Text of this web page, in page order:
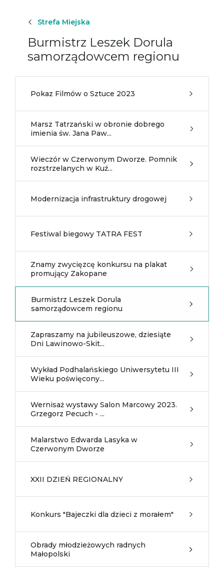
Strefa Miejska
Burmistrz Leszek Dorula
samorządowcem regionu
Pokaz Filmów o Sztuce 2023
Marsz Tatrzański w obronie dobrego
imienia św. Jana Paw...
Wieczór w Czerwonym Dworze. Pomnik
rozstrzelanych w Kuź...
Modernizacja infrastruktury drogowej
Festiwal biegowy TATRA FEST
Znamy zwycięzcę konkursu na plakat
promujący Zakopane
Burmistrz Leszek Dorula
samorządowcem regionu
Zapraszamy na jubileuszowe, dziesiąte
Dni Lawinowo-Skit...
Wykład Podhalańskiego Uniwersytetu III
Wieku poświęcony...
Wernisaż wystawy Salon Marcowy 2023.
Grzegorz Pecuch - ...
Malarstwo Edwarda Lasyka w
Czerwonym Dworze
XXII DZIEŃ REGIONALNY
Konkurs "Bajeczki dla dzieci z morałem"
Obrady młodzieżowych radnych
Małopolski